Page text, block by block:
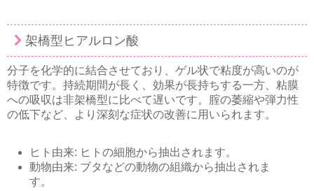
架橋型ヒアルロン酸
分子を化学的に結合させており、ゲル状で粘度が高いのが
特徴です。持続期間が長く、効果が長持ちする一方、粘膜
への吸収は非架橋型に比べて遅いです。腟の萎縮や弾力性
の低下など、より深刻な症状の改善に用いられます。
ヒト由来: ヒトの細胞から抽出されます。
動物由来: ブタなどの動物の組織から抽出されま
す。